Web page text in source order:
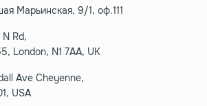
Марьинская, 9/1, оф.111
Rd,
London, N1 7AA, UK
Ave Cheyenne,
USA